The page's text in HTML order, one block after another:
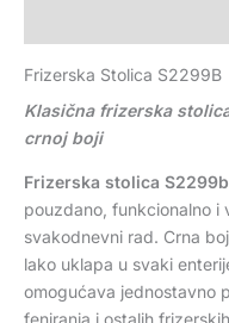
Frizerska Stolica S2299B
Klasična frizerska
crnoj boji
Frizerska stolica S2299b
pouzdano, funkcionalno i
svakodnevni rad. Crna
lako uklapa u svaki
omogućava jednostavno